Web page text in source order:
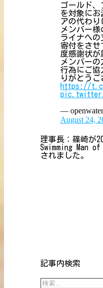
ゴールド
を対象にお
アの代わり
メンバー
ライナへの
寄付をさせ
度感謝状が
メンバー
行為にご協
りがとうご
https://
—
August 24,
理事長：篠崎が
Swimming Man
されました。
記事内検索